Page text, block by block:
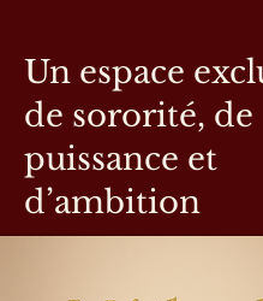
Un espace
de sororité, de
puissance et
d’ambition